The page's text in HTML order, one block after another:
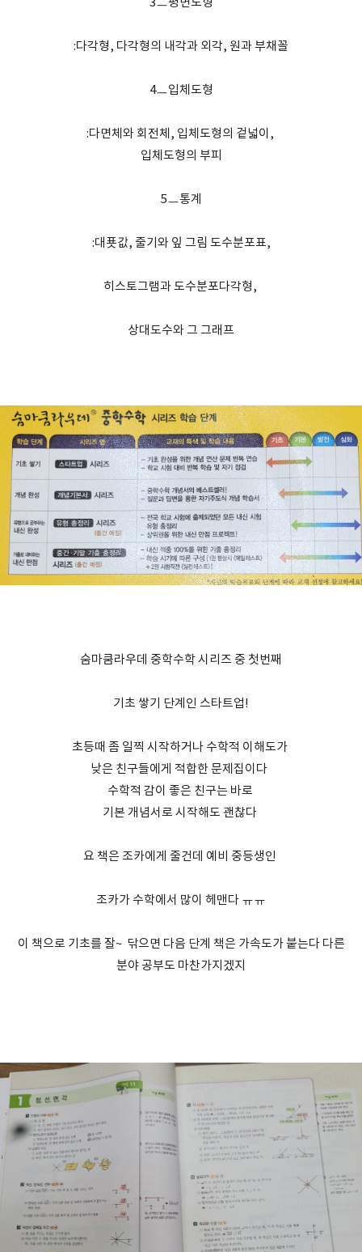
:다각형, 다각형의 내각과 외각, 원과 부채꼴
4ㅡ입체도형
:다면체와 회전체, 입체도형의 겉넓이,
입체도형의 부피
5ㅡ통계
:대푯값, 줄기와 잎 그림 도수분포표,
히스토그램과 도수분포다각형,
상대도수와 그 그래프
숨마쿰라우데 중학수학 시리즈 중 첫번째
기초 쌓기 단계인 스타트업!
초등때 좀 일찍 시작하거나 수학적 이해도가
낮은 친구들에게 적합한 문제집이다
수학적 감이 좋은 친구는 바로
기본 개념서로 시작해도 괜찮다
요 책은 조카에게 줄건데 예비 중등생인
조카가 수학에서 많이 헤맨다 ㅠㅠ
이 책으로 기초를 잘~ 닦으면 다음 단계 책은 가속도가 붙는다 다른
분야 공부도 마찬가지겠지